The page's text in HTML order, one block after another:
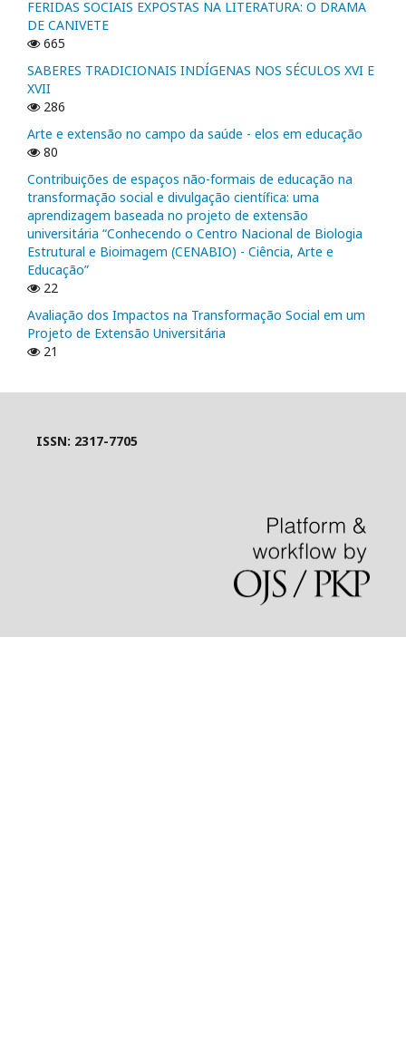
FERIDAS SOCIAIS EXPOSTAS NA LITERATURA: O DRAMA
DE CANIVETE
665
SABERES TRADICIONAIS INDÍGENAS NOS SÉCULOS XVI E
XVII
286
Arte e extensão no campo da saúde - elos em educação
80
Contribuições de espaços não-formais de educação na
transformação social e divulgação científica: uma
aprendizagem baseada no projeto de extensão
universitária “Conhecendo o Centro Nacional de Biologia
Estrutural e Bioimagem (CENABIO) - Ciência, Arte e
Educação”
22
Avaliação dos Impactos na Transformação Social em um
Projeto de Extensão Universitária
21
ISSN: 2317-7705